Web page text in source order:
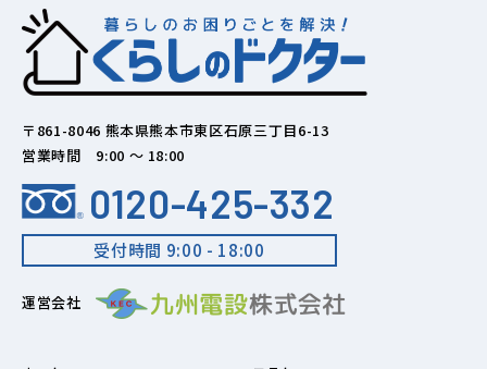
〒861-8046 熊本県熊本市東区石原三丁目6-13
営業時間 9:00 ～ 18:00
0120-425-332
受付時間 9:00 - 18:00
運営会社